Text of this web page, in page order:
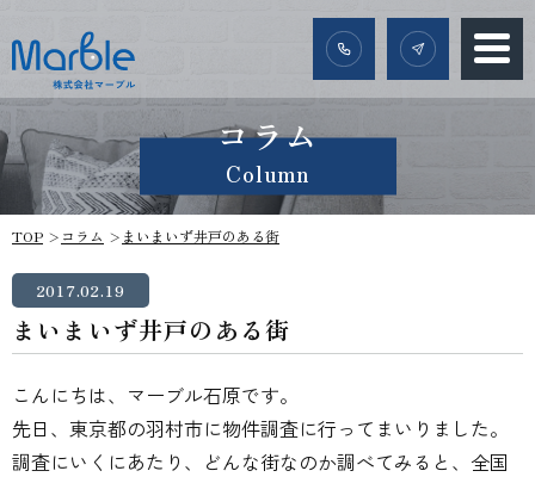
コラム
Column
TOP コラム まいまいず井戸のある街
2017.02.19
まいまいず井戸のある街
こんにちは、マーブル石原です。
先日、東京都の羽村市に物件調査に行ってまいりました。
調査にいくにあたり、どんな街なのか調べてみると、全国